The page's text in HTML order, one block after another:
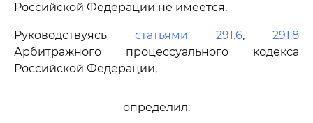
Российской Федерации не имеется.
Руководствуясь статьями 291.6, 291.8
Арбитражного процессуального кодекса
Российской Федерации,
определил: